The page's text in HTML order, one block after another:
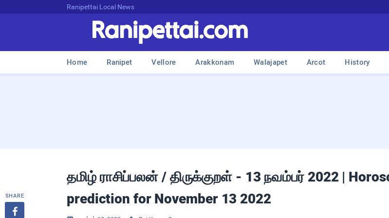
Ranipettai Local News
Home Ranipet Vellore Arakkonam Walajapet Arcot History
தமிழ் ராசிப்பலன் / திருக்குறள் - 13 நவம்பர் 2022 |
prediction for November 13 2022
SHARE
